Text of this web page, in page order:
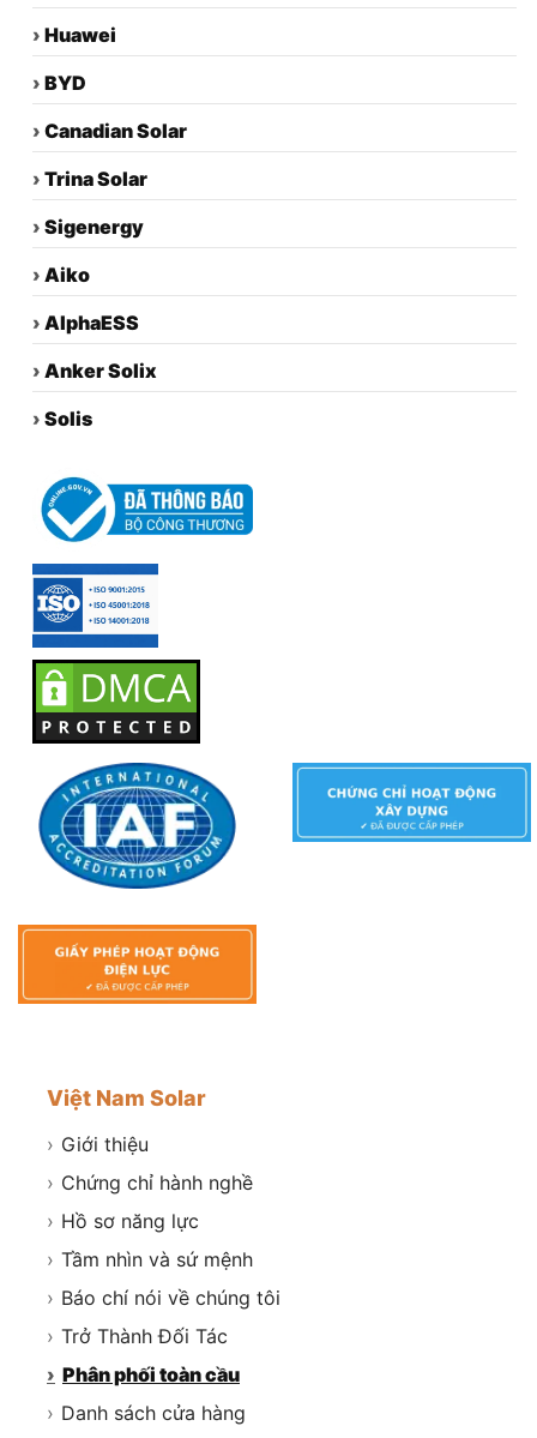
› Huawei
› BYD
› Canadian Solar
› Trina Solar
› Sigenergy
› Aiko
› AlphaESS
› Anker Solix
› Solis
Việt Nam Solar
› Giới thiệu
› Chứng chỉ hành nghề
› Hồ sơ năng lực
› Tầm nhìn và sứ mệnh
› Báo chí nói về chúng tôi
› Trở Thành Đối Tác
› Phân phối toàn cầu
› Danh sách cửa hàng